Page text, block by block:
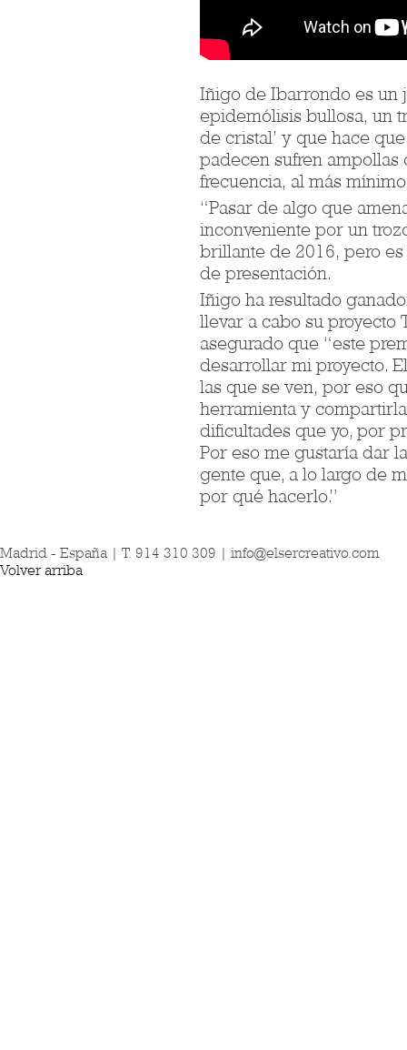
Iñigo de Ibarrondo es un
epidemólisis bullosa, un
de cristal’ y que hace
padecen sufren ampollas
frecuencia, al más
“Pasar de algo que
inconveniente por un
brillante de 2016, pero
de presentación.
Iñigo ha resultado
llevar a cabo su proyecto
asegurado que “este
desarrollar mi proyecto.
las que se ven, por eso
herramienta y
dificultades que yo, por
Por eso me gustaría dar
gente que, a lo largo de
por qué hacerlo.”
Madrid - España | T. 914 310 309 | info@elsercreativo.com
Volver arriba